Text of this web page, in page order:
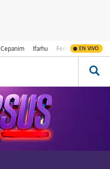
Cepanim Ifarhu Fenómeno de El
EN VIVO